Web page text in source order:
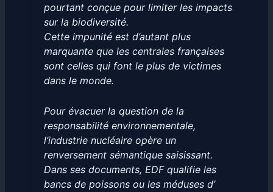
pourtant conçue pour limiter les impacts
sur la biodiversité.
Cette impunité est d’autant plus
marquante que les centrales françaises
sont celles qui font le plus de victimes
dans le monde.
Pour évacuer la question de la
responsabilité environnementale,
l’industrie nucléaire opère un
renversement sémantique saisissant.
Dans ses documents, EDF qualifie les
bancs de poissons ou les méduses d’